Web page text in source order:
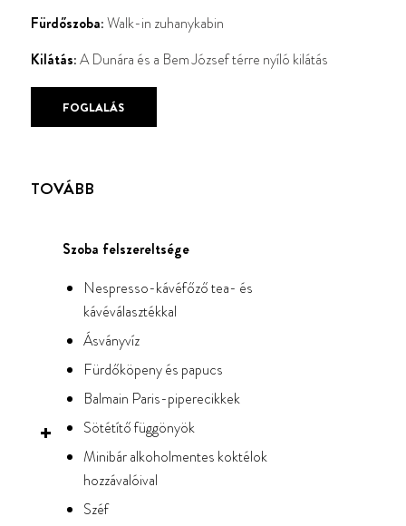
Fürdőszoba:Walk-in zuhanykabin
Kilátás:A Dunára és a Bem József térre nyíló kilátás
FOGLALÁS
TOVÁBB
Szoba felszereltsége
Nespresso-kávéfőző tea- és
kávéválasztékkal
Ásványvíz
Fürdőköpeny és papucs
Balmain Paris-piperecikkek
Sötétítő függönyök
Minibár alkoholmentes koktélok
hozzávalóival
Széf